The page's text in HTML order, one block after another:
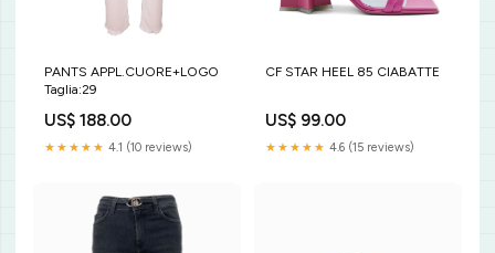
PANTS APPL.CUORE+LOGO
Taglia:29
US$ 188.00
★★★★★ 4.1 (10 reviews)
CF STAR HEEL 85 CIABATTE
US$ 99.00
★★★★★ 4.6 (15 reviews)